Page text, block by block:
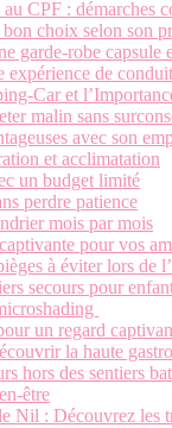
CPF : démarches
choix selon son
garde-robe capsule
expérience de
Car et
malin sans
avec son
et acclimatation
un budget limité
perdre patience
mois par mois
pour vos
à éviter lors de
secours pour
un regard
la haute
hors des sentiers
être
Nil : Découvrez les